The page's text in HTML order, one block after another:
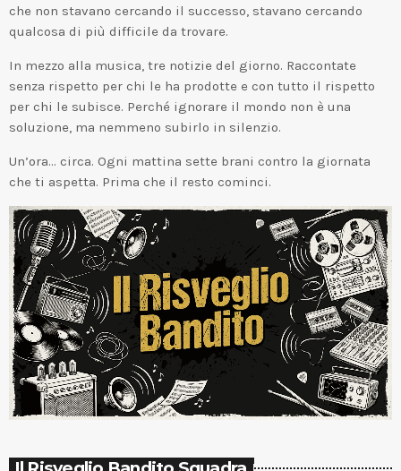
che non stavano cercando il successo, stavano cercando
qualcosa di più difficile da trovare.
In mezzo alla musica, tre notizie del giorno. Raccontate
senza rispetto per chi le ha prodotte e con tutto il rispetto
per chi le subisce. Perché ignorare il mondo non è una
soluzione, ma nemmeno subirlo in silenzio.
Un’ora… circa. Ogni mattina sette brani contro la giornata
che ti aspetta. Prima che il resto cominci.